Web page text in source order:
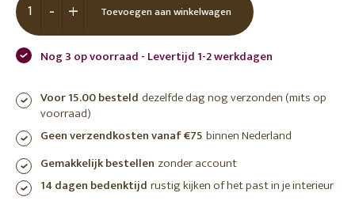
+
- Toevoegen aan winkelwagen
Nog 3 op voorraad - Levertijd 1-2 werkdagen
Voor 15.00 besteld dezelfde dag nog verzonden (mits op
voorraad)
Geen verzendkosten vanaf €75 binnen Nederland
Gemakkelijk bestellen zonder account
14 dagen bedenktijd rustig kijken of het past in je interieur